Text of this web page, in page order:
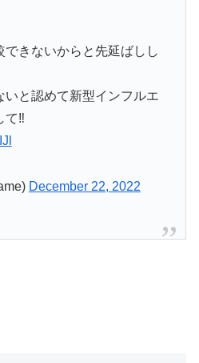
できないからと先延ばしし
いと認めて新型インフルエ
て‼️
December 22, 2022